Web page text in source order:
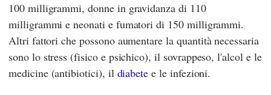
100 milligrammi, donne in gravidanza di 110
milligrammi e neonati e fumatori di 150 milligrammi.
Altri fattori che possono aumentare la quantità necessaria
sono lo stress (fisico e psichico), il sovrappeso, l'alcol e le
medicine (antibiotici), il diabete e le infezioni.